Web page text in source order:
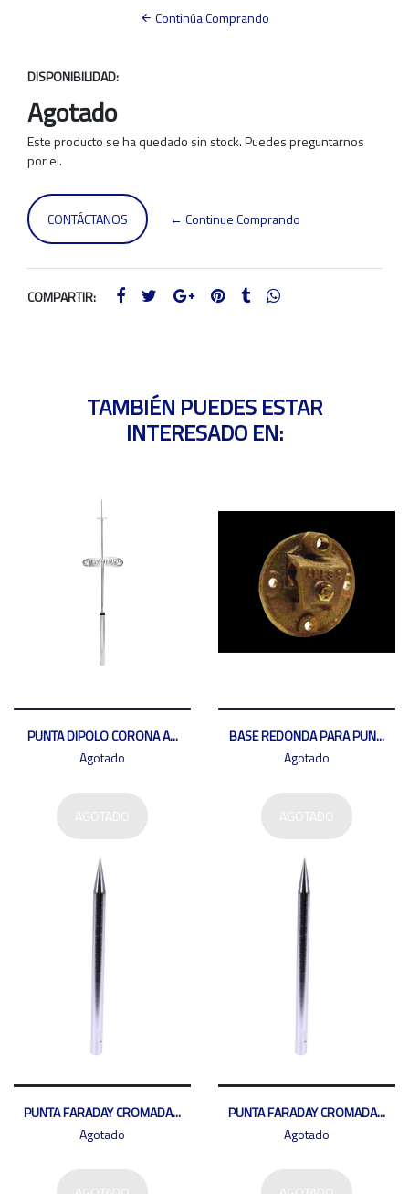
Continúa Comprando
DISPONIBILIDAD:
Agotado
Este producto se ha quedado sin stock. Puedes preguntarnos
por el.
CONTÁCTANOS ← Continue Comprando
COMPARTIR:
TAMBIÉN PUEDES ESTAR
INTERESADO EN:
PUNTA DIPOLO CORONA A...
Agotado
BASE REDONDA PARA PUN...
Agotado
PUNTA FARADAY CROMADA...
Agotado
PUNTA FARADAY CROMADA...
Agotado